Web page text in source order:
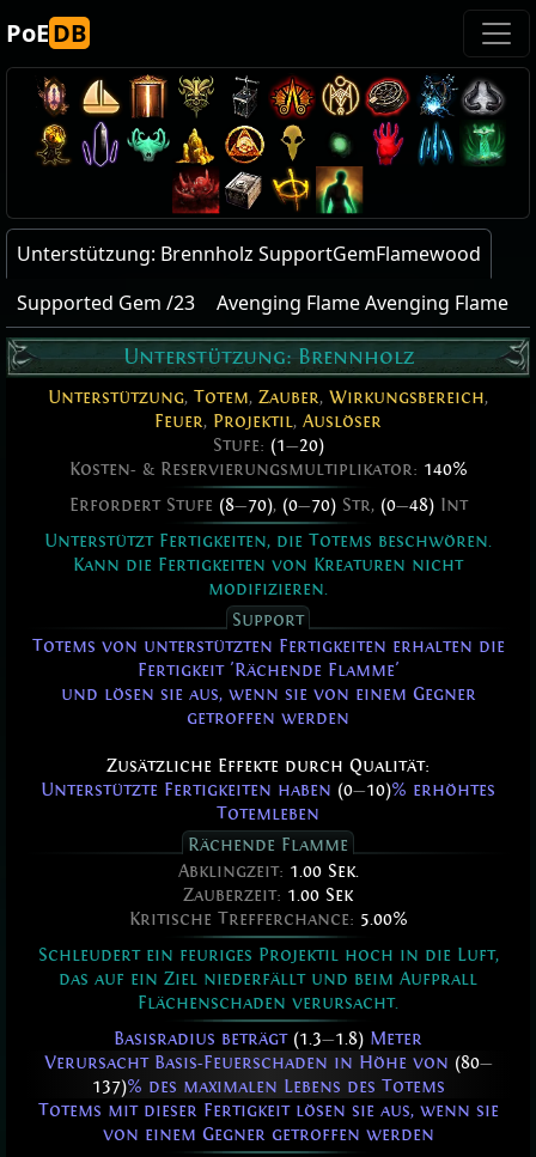
PoEDB
Unterstützung: Brennholz SupportGemFlamewood
Supported Gem /23
Avenging Flame Avenging Flame
Unterstützung: Brennholz
Unterstützung, Totem, Zauber, Wirkungsbereich,
Feuer, Projektil, Auslöser
Stufe: (1—20)
Kosten- & Reservierungsmultiplikator: 140%
Erfordert Stufe (8—70), (0—70)Str, (0—48)Int
Unterstützt Fertigkeiten, die Totems beschwören.
Kann die Fertigkeiten von Kreaturen nicht
modifizieren.
Support
Totems von unterstützten Fertigkeiten erhalten die
Fertigkeit 'Rächende Flamme'
und lösen sie aus, wenn sie von einem Gegner
getroffen werden
Zusätzliche Effekte durch Qualität:
Unterstützte Fertigkeiten haben (0—10)% erhöhtes
Totemleben
Rächende Flamme
Abklingzeit: 1.00 Sek.
Zauberzeit: 1.00 Sek
Kritische Trefferchance: 5.00%
Schleudert ein feuriges Projektil hoch in die Luft,
das auf ein Ziel niederfällt und beim Aufprall
Flächenschaden verursacht.
Basisradius beträgt (1.3—1.8) Meter
Verursacht Basis-Feuerschaden in Höhe von (80—
137)% des maximalen Lebens des Totems
Totems mit dieser Fertigkeit lösen sie aus, wenn sie
von einem Gegner getroffen werden